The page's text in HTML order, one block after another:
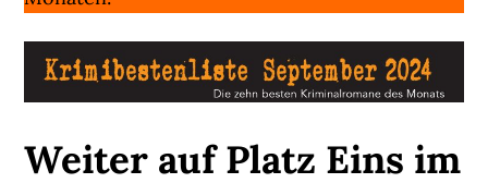
Weiter auf Platz Eins im